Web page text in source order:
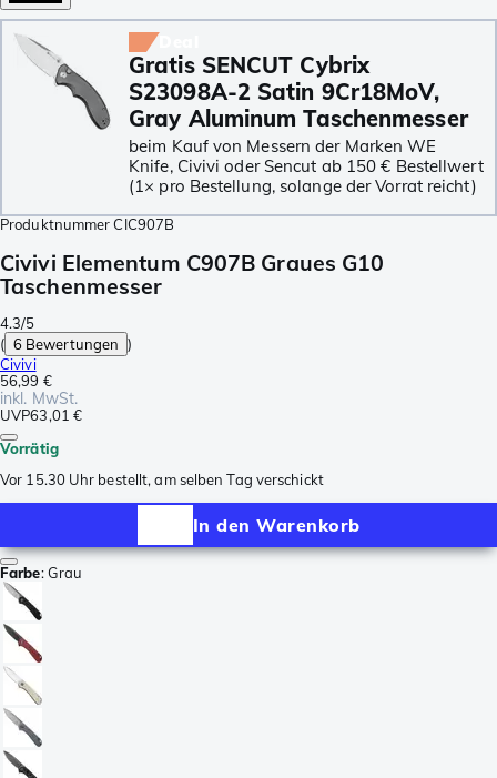
Gratis SENCUT Cybrix
S23098A-2 Satin 9Cr18MoV,
Gray Aluminum Taschenmesser
beim Kauf von Messern der Marken WE
Knife, Civivi oder Sencut ab 150 € Bestellwert
(1× pro Bestellung, solange der Vorrat reicht)
Produktnummer CIC907B
Civivi Elementum C907B Graues G10
Taschenmesser
4.3/5
( 6 Bewertungen )
Civivi
56,99 €
inkl. MwSt.
UVP63,01 €
Vorrätig
Vor 15.30 Uhr bestellt, am selben Tag verschickt
In den Warenkorb
Farbe:Grau